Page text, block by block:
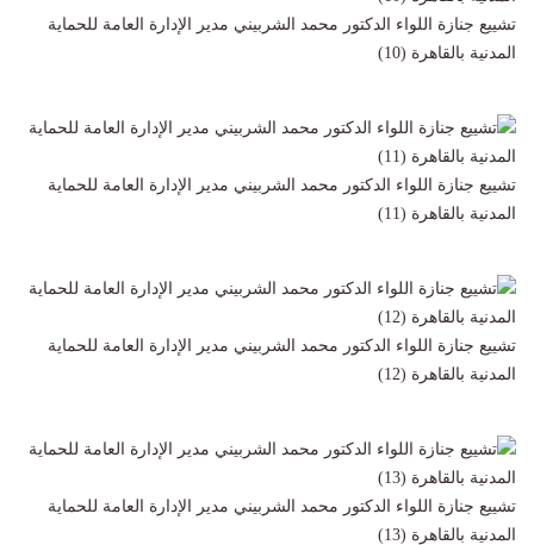
تشييع جنازة اللواء الدكتور محمد الشربيني مدير الإدارة العامة للحماية
المدنية بالقاهرة (10)
تشييع جنازة اللواء الدكتور محمد الشربيني مدير الإدارة العامة للحماية
المدنية بالقاهرة (11)
تشييع جنازة اللواء الدكتور محمد الشربيني مدير الإدارة العامة للحماية
المدنية بالقاهرة (12)
تشييع جنازة اللواء الدكتور محمد الشربيني مدير الإدارة العامة للحماية
المدنية بالقاهرة (13)